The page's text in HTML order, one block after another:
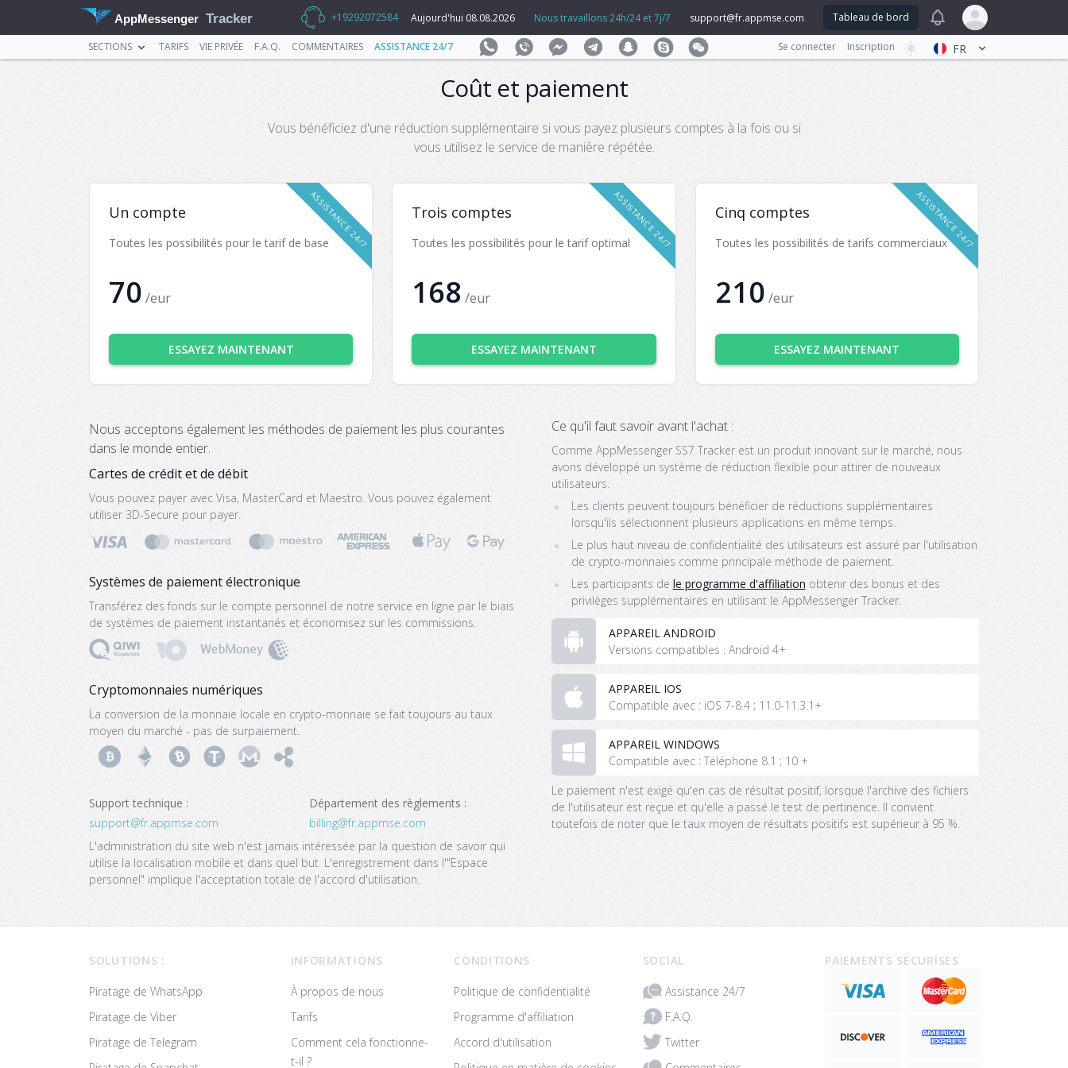
AppMessenger Tracker +19292072584 Aujourd'hui 08.08.2026 Nous travaillons 24h/24 et 7j/7 support@fr.appmse.com Tableau de bord View notifications
Open user menu
SECTIONS
TARIFS VIE PRIVÉE F.A.Q. COMMENTAIRES ASSISTANCE 24/7 Se connecter Inscription FR
Coût et paiement
Vous bénéficiez d'une réduction supplémentaire si vous payez plusieurs comptes à la fois ou si
vous utilisez le service de manière répétée.
ASSISTANCE 24/7
Un compte
Toutes les possibilités pour le tarif de base
70 /eur
ESSAYEZ MAINTENANT
ASSISTANCE 24/7
Trois comptes
Toutes les possibilités pour le tarif optimal
168 /eur
ESSAYEZ MAINTENANT
ASSISTANCE 24/7
Cinq comptes
Toutes les possibilités de tarifs commerciaux
210 /eur
ESSAYEZ MAINTENANT
Nous acceptons également les méthodes de paiement les plus courantes
dans le monde entier.
Cartes de crédit et de débit
Vous pouvez payer avec Visa, MasterCard et Maestro. Vous pouvez également
utiliser 3D-Secure pour payer.
Systèmes de paiement électronique
Transférez des fonds sur le compte personnel de notre service en ligne par le biais
de systèmes de paiement instantanés et économisez sur les commissions.
Cryptomonnaies numériques
La conversion de la monnaie locale en crypto-monnaie se fait toujours au taux
moyen du marché - pas de surpaiement.
Support technique :
support@‌fr.appmse.com
Département des règlements :
billing@‌fr.appmse.com
L'administration du site web n'est jamais intéressée par la question de savoir qui
utilise la localisation mobile et dans quel but. L'enregistrement dans l'"Espace
personnel" implique l'acceptation totale de l'accord d'utilisation.
Ce qu'il faut savoir avant l'achat :
Comme AppMessenger SS7 Tracker est un produit innovant sur le marché, nous
avons développé un système de réduction flexible pour attirer de nouveaux
utilisateurs.
Les clients peuvent toujours bénéficier de réductions supplémentaires
lorsqu'ils sélectionnent plusieurs applications en même temps.
Le plus haut niveau de confidentialité des utilisateurs est assuré par l'utilisation
de crypto-monnaies comme principale méthode de paiement.
Les participants de le programme d'affiliation obtenir des bonus et des
privilèges supplémentaires en utilisant le AppMessenger Tracker.
APPAREIL ANDROID
Versions compatibles : Android 4+
APPAREIL IOS
Compatible avec : iOS 7-8.4 ; 11.0-11.3.1+
APPAREIL WINDOWS
Compatible avec : Téléphone 8.1 ; 10 +
Le paiement n'est exigé qu'en cas de résultat positif, lorsque l'archive des fichiers
de l'utilisateur est reçue et qu'elle a passé le test de pertinence. Il convient
toutefois de noter que le taux moyen de résultats positifs est supérieur à 95 %.
SOLUTIONS :
Piratage de WhatsApp
Piratage de Viber
Piratage de Telegram
INFORMATIONS
À propos de nous
Tarifs
Comment cela fonctionne-
t-il ?
CONDITIONS
Politique de confidentialité
Programme d'affiliation
Accord d'utilisation
SOCIAL
Assistance 24/7
F.A.Q.
Twitter
PAIEMENTS SÉCURISÉS